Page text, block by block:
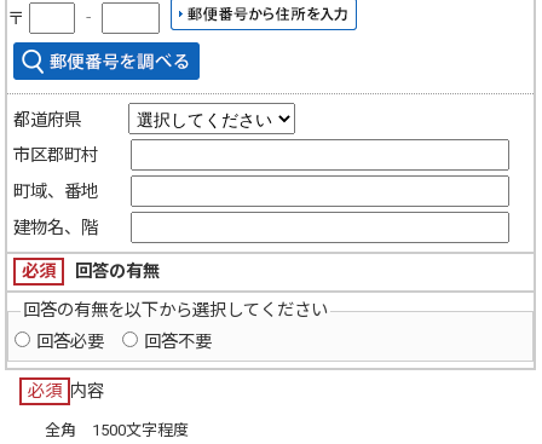
〒 ‐
都道府県
市区郡町村
町域、番地
建物名、階
必須
回答の有無
回答の有無を以下から選択してください
回答必要
回答不要
必須 内容
全角 1500文字程度